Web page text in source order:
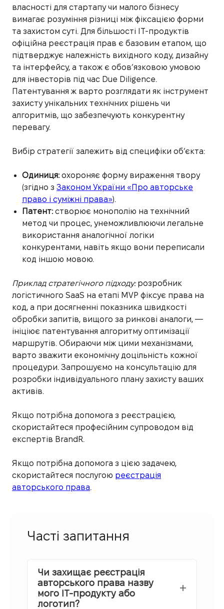
власності для стартапу чи малого бізнесу
вимагає розуміння різниці між фіксацією форми
та захистом суті. Для більшості IT-продуктів
офіційна реєстрація прав є базовим етапом, що
підтверджує належність вихідного коду, дизайну
та інтерфейсу, а також є обов’язковою умовою
для інвесторів під час Due Diligence.
Патентування ж варто розглядати як інструмент
захисту унікальних технічних рішень чи
алгоритмів, що забезпечують конкурентну
перевагу.
Вибір стратегії залежить від специфіки об’єкта:
Одиниця:охороняє форму вираження твору
(згідно з Законом України «Про авторське
право і суміжні права»).
Патент:створює монополію на технічний
метод чи процес, унеможливлюючи легальне
використання аналогічної логіки
конкурентами, навіть якщо вони переписали
код іншою мовою.
Приклад стратегічного підходу:розробник
логістичного SaaS на етапі MVP фіксує права на
код, а при досягненні показника швидкості
обробки запитів, вищого за ринкові аналоги, —
ініціює патентування алгоритму оптимізації
маршрутів. Обираючи між цими механізмами,
варто зважити економічну доцільність кожної
процедури. Запрошуємо на консультацію для
розробки індивідуального плану захисту ваших
активів.
Якщо потрібна допомога з реєстрацією,
скористайтеся професійним супроводом від
експертів BrandR.
Якщо потрібна допомога з цією задачею,
скористайтеся послугою реєстрація
авторського права.
Часті запитання
Чи захищає реєстрація
авторського права назву
мого IT-продукту або
логотип?